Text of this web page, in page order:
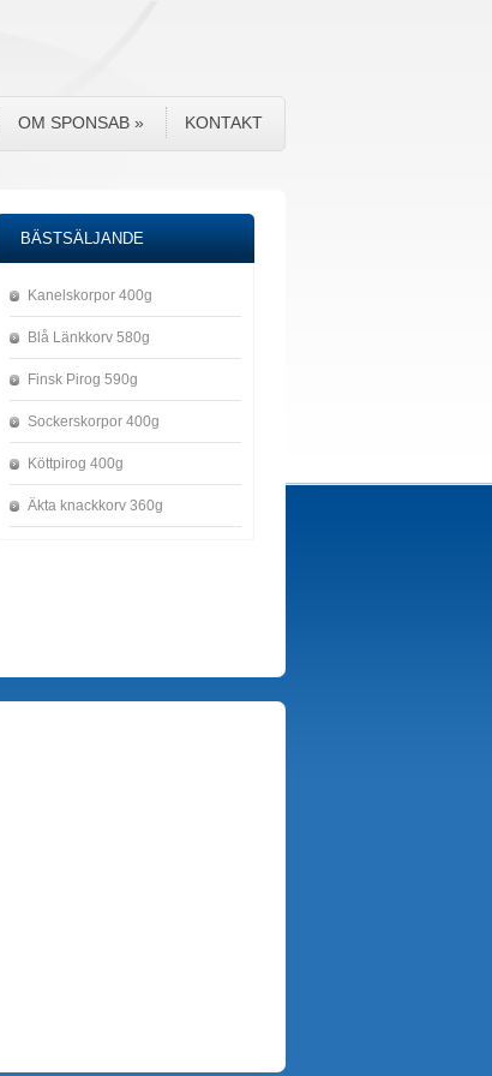
OM SPONSAB » KONTAKT
BÄSTSÄLJANDE
Kanelskorpor 400g
Blå Länkkorv 580g
Finsk Pirog 590g
Sockerskorpor 400g
Köttpirog 400g
Äkta knackkorv 360g